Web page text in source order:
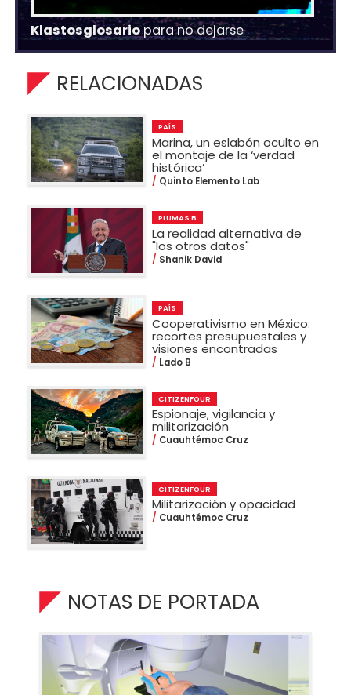
Klastosglosariopara no dejarse
RELACIONADAS
PAÍS
Marina, un eslabón oculto en
el montaje de la ‘verdad
histórica’
Quinto Elemento Lab
PLUMAS B
La realidad alternativa de
"los otros datos"
Shanik David
PAÍS
Cooperativismo en México:
recortes presupuestales y
visiones encontradas
Lado B
CITIZENFOUR
Espionaje, vigilancia y
militarización
Cuauhtémoc Cruz
CITIZENFOUR
Militarización y opacidad
Cuauhtémoc Cruz
NOTAS DE PORTADA